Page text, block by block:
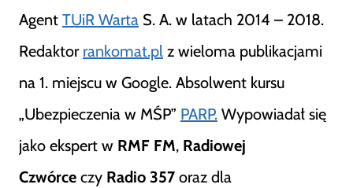
Agent TUiR Warta S. A. w latach 2014 – 2018.
Redaktor rankomat.pl z wieloma publikacjami
na 1. miejscu w Google. Absolwent kursu
„Ubezpieczenia w MŚP” PARP. Wypowiadał się
jako ekspert w RMF FM, Radiowej
Czwórce czy Radio 357 oraz dla